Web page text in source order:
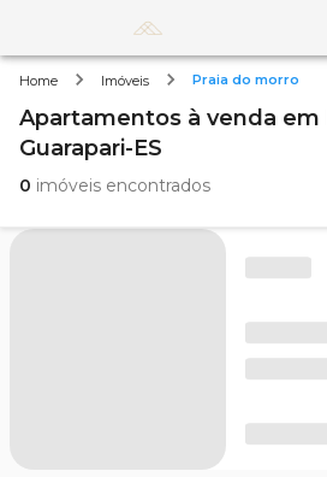
Home Imóveis Praia do morro
Apartamentos à venda em
Guarapari-ES
0 imóveis encontrados